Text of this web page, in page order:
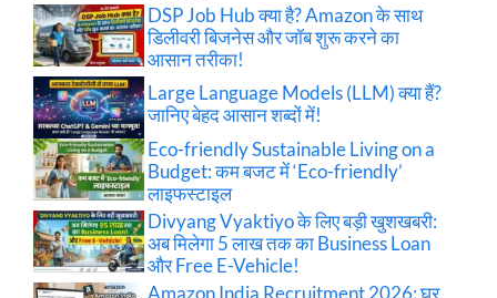
DSP Job Hub क्या है? Amazon के साथ
डिलीवरी बिजनेस और जॉब शुरू करने का
आसान तरीका!
Large Language Models (LLM) क्या हैं?
जानिए बेहद आसान शब्दों में!
Eco-friendly Sustainable Living on a
Budget: कम बजट में ‘Eco-friendly’
लाइफस्टाइल
Divyang Vyaktiyo के लिए बड़ी खुशखबरी:
अब मिलेगा 5 लाख तक का Business Loan
और Free E-Vehicle!
Amazon India Recruitment 2026: घर